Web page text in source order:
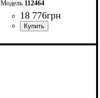
112464
18 776грн